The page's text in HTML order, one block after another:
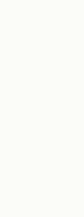
Accueil
Accueil Vélo
cyclistes en
Je
Recevez le
boîte mail